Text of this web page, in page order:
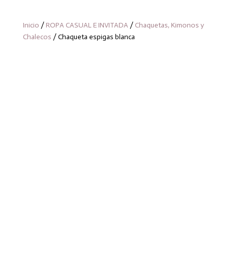
Inicio / ROPA CASUAL E INVITADA / Chaquetas, Kimonos y
Chalecos / Chaqueta espigas blanca